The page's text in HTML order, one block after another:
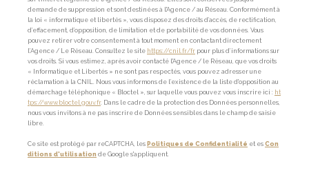
demande de suppression et sont destinées à l'Agence / au Réseau. Conformément à
la loi « informatique et libertés », vous disposez des droits d’accès, de rectification,
d’effacement, d’opposition, de limitation et de portabilité de vos données. Vous
pouvez retirer votre consentement à tout moment en contactant directement
l’Agence / Le Réseau. Consultez le site https://cnil.fr/fr pour plus d’informations sur
vos droits. Si vous estimez, après avoir contacté l'Agence / le Réseau, que vos droits
« Informatique et Libertés » ne sont pas respectés, vous pouvez adresser une
réclamation à la CNIL. Nous vous informons de l’existence de la liste d'opposition au
démarchage téléphonique « Bloctel », sur laquelle vous pouvez vous inscrire ici : ht
tps://www.bloctel.gouv.fr. Dans le cadre de la protection des Données personnelles,
nous vous invitons à ne pas inscrire de Données sensibles dans le champ de saisie
libre.
Ce site est protégé par reCAPTCHA, les Politiques de Confidentialité et es Con
ditions d'utilisation de Google s'appliquent.